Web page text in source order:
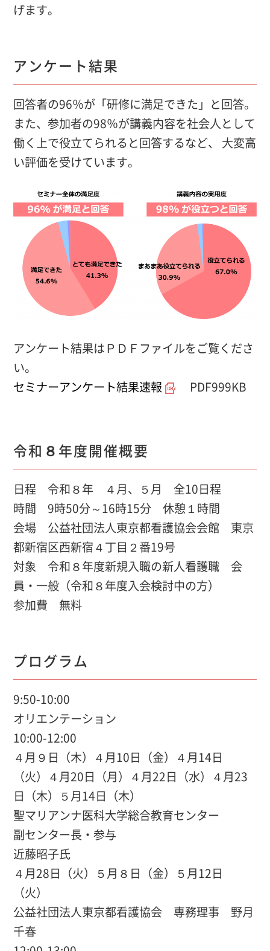
げます。
アンケート結果
回答者の96％が「研修に満足できた」と回答。
また、参加者の98％が講義内容を社会人として
働く上で役立てられると回答するなど、 大変高
い評価を受けています。
アンケート結果はＰＤＦファイルをご覧くださ
い。
セミナーアンケート結果速報
PDF999KB
令和８年度開催概要
日程 令和８年 ４月、５月 全10日程
時間 9時50分～16時15分 休憩１時間
会場 公益社団法人東京都看護協会会館 東京
都新宿区西新宿４丁目２番19号
対象 令和８年度新規入職の新人看護職 会
員・一般（令和８年度入会検討中の方）
参加費 無料
プログラム
9:50-10:00
オリエンテーション
10:00-12:00
４月９日（木）４月10日（金）４月14日
（火）４月20日（月）４月22日（水）４月23
日（木）５月14日（木）
聖マリアンナ医科大学総合教育センター
副センター長・参与
近藤昭子氏
４月28日（火）５月８日（金）５月12日
（火）
公益社団法人東京都看護協会 専務理事 野月
千春